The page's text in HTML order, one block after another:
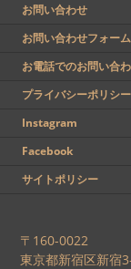
〒160-0022
東京都新宿区新
お問い合わせ
お問い合わせフォーム
お電話でのお問い合
プライバシーポリシー
Instagram
Facebook
サイトポリシー